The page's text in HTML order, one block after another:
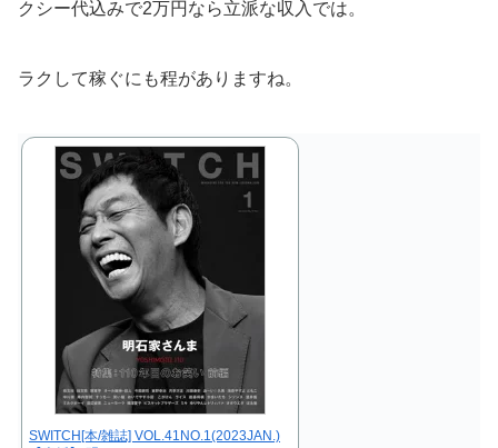
クシー代込みで2万円なら立派な収入では。
ラクして稼ぐにも程がありますね。
SWITCH[本/雑誌] VOL.41NO.1(2023JAN.)